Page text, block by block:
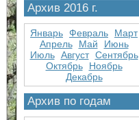
Архив 2016 г.
Январь Февраль
Март
Апрель
Май
Июнь
Июль Август Сентябрь
Октябрь
Ноябрь
Декабрь
Архив по годам